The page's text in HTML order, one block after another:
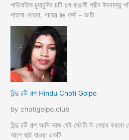
পারিবারিক চুদাচুদির চটি গল্প বাঙালী গরীব
পাতলা দোহরা, গায়ের রঙ ফর্সা – ভারী
হিন্দু চটি গল্প Hindu Choti Golpo
by chotigolpo.club
হিন্দু চটি গল্প আমি আজ যেই স্টোরী টা শেয়ার করবো
আগে ঘটে যাওয়া একটি